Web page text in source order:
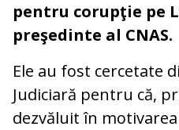
pentru corupţie pe
preşedinte al CNAS.
Ele au fost cercetate
Judiciară pentru că,
dezvăluit în